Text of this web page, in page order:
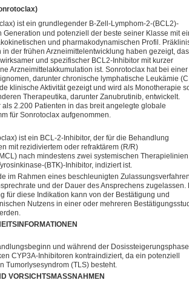
ist ein grundlegender B-Zell-Lymphom-2-(BCL2)-
Generation und potenziell der beste seiner Klasse mit
und pharmakodynamischen Profil.
der frühen Arzneimittelentwicklung haben gezeigt,
und spezifischer BCL2-Inhibitor mit kurzer
Arzneimittelakkumulation ist. Sonrotoclax hat bei einer
darunter chronische lymphatische Leukämie
klinische Aktivität gezeigt und wird als Monotherapie
Therapeutika, darunter Zanubrutinib, entwickelt.
2.200 Patienten in das breit angelegte globale
für Sonrotoclax aufgenommen.
ist ein BCL-2-Inhibitor, der für die Behandlung
mit rezidiviertem oder refraktärem (R/R)
nach mindestens zwei systemischen
(BTK)-Inhibitor, indiziert ist.
im Rahmen eines beschleunigten
und der Dauer des Ansprechens zugelassen.
für diese Indikation kann von der Bestätigung und
Nutzens in einer oder mehreren
und während der
CYP3A-Inhibitoren kontraindiziert, da ein potenziell
Tumorlysesyndrom (TLS) besteht.
VORSICHTSMASSNAHMEN